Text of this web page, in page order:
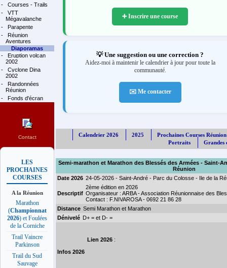
-
Courses - Trails
-
VTT
Mégavalanche
-
Parapente
-
Réunion
Aventures
Diaporamas
-
Eruption volcan
2002
-
Cyclone Dina
2002
-
Randonnées
Réunion
-
Fonds d'écran
Contact
LES
PROCHAINES
COURSES
A la Réunion
Marathon
(Championnat
2026) et Foulées
de la Corniche
Trail Vaincre
Parkinson
Trail du Sud
Sauvage
➕ Inscrire une course
💡 Une suggestion ou une correction ?
Aidez-moi à maintenir le calendrier à jour pour toute la
communauté.
✉️ Me contacter
Calendrier 2026 2025
Prochaines Courses Réunion
Portraits
Grandes
Semi-marathon et Marathon des Blessés des Armées - Saint-
Réunion
Date 2026 24-05-2026 - Saint-André - Parc du Colosse - Ile de la
Descriptif
2ème édition en 2026
Organisateur : ARBA - Association Réunionnaise des
Contact : F.NIVAROSA - 0692 21 86 28
Distance Semi Marathon et Marathon
Dénivelé D+ = et D- =
Infos 2026
Lien 2026 :